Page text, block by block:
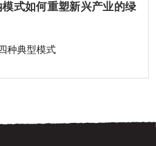
式如何重塑新兴产业的绿
种典型模式